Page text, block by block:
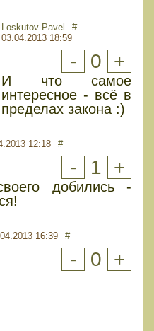
Loskutov Pavel
03.04.2013 18:59
#
- 0 +
И что самое
интересное - всё в
пределах закона :)
12:18 #
- 1 +
добились -
16:39 #
- 0 +